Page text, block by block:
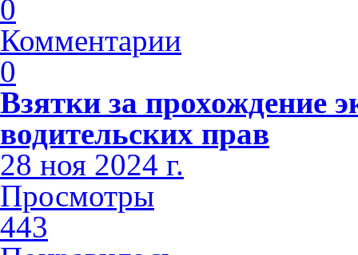
0
Комментарии
0
Взятки за прохождение
водительских прав
28 ноя 2024 г.
Просмотры
443